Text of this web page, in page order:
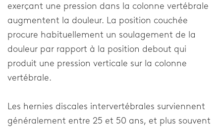
exerçant une pression dans la colonne vertébrale
augmentent la douleur. La position couchée
procure habituellement un soulagement de la
douleur par rapport à la position debout qui
produit une pression verticale sur la colonne
vertébrale.
Les hernies discales intervertébrales surviennent
généralement entre 25 et 50 ans, et plus souvent